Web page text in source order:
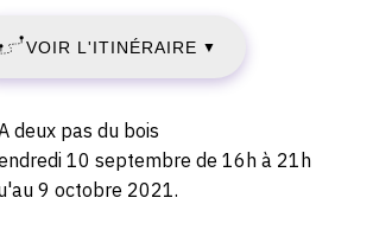
INSTAGRAM
FACEBOOK
TWITTER
PINTEREST
2021
-
SAMEDI
VOIR L'ITINÉRAIRE ▼
deux pas du bois
10 septembre de 16h à 21h
9 octobre 2021.